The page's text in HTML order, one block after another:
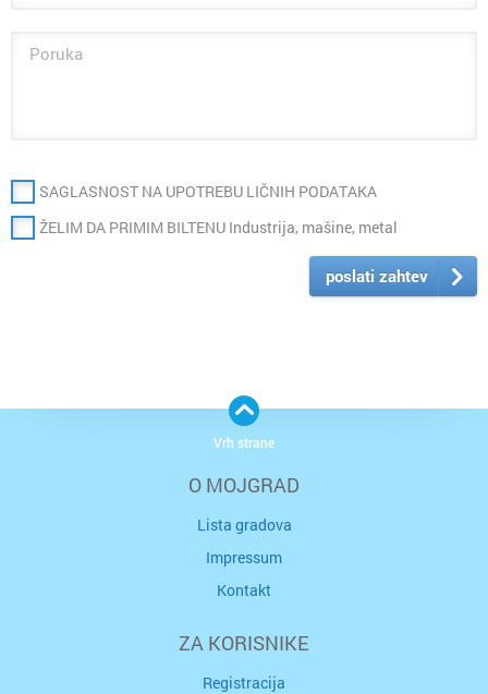
SAGLASNOST NA UPOTREBU LIČNIH PODATAKA
ŽELIM DA PRIMIM BILTENU Industrija, mašine, metal
poslati zahtev
O MOJGRAD
Lista gradova
Impressum
Kontakt
ZA KORISNIKE
Registracija
Vrh strane